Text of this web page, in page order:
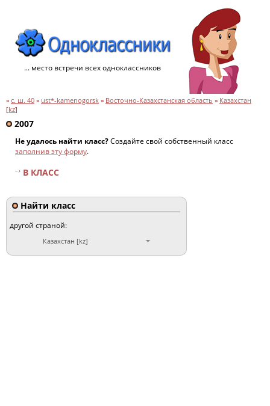
... место встречи всех одноклассников
» с. ш. 40 » ust*-kamenogorsk » Восточно-Казахстанская область » Казахстан
[kz]
2007
Не удалось найти класс?Создайте свой собственный класс
заполнив эту форму.
В КЛАСС
Найти класс
другой страной:
Казахстан [kz]